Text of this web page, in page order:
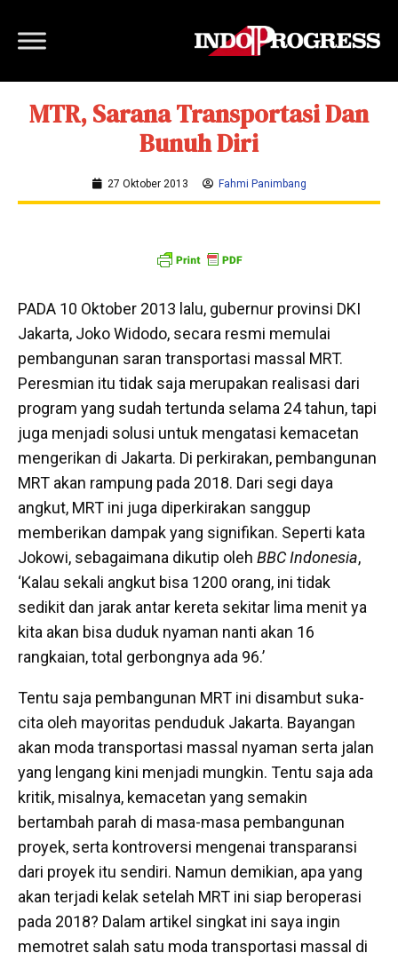
MTR, Sarana Transportasi Dan
Bunuh Diri
27 Oktober 2013 Fahmi Panimbang
PADA 10 Oktober 2013 lalu, gubernur provinsi DKI
Jakarta, Joko Widodo, secara resmi memulai
pembangunan saran transportasi massal MRT.
Peresmian itu tidak saja merupakan realisasi dari
program yang sudah tertunda selama 24 tahun, tapi
juga menjadi solusi untuk mengatasi kemacetan
mengerikan di Jakarta. Di perkirakan, pembangunan
MRT akan rampung pada 2018. Dari segi daya
angkut, MRT ini juga diperkirakan sanggup
memberikan dampak yang signifikan. Seperti kata
Jokowi, sebagaimana dikutip oleh BBC Indonesia,
‘Kalau sekali angkut bisa 1200 orang, ini tidak
sedikit dan jarak antar kereta sekitar lima menit ya
kita akan bisa duduk nyaman nanti akan 16
rangkaian, total gerbongnya ada 96.’
Tentu saja pembangunan MRT ini disambut suka-
cita oleh mayoritas penduduk Jakarta. Bayangan
akan moda transportasi massal nyaman serta jalan
yang lengang kini menjadi mungkin. Tentu saja ada
kritik, misalnya, kemacetan yang semakin
bertambah parah di masa-masa pembangunan
proyek, serta kontroversi mengenai transparansi
dari proyek itu sendiri. Namun demikian, apa yang
akan terjadi kelak setelah MRT ini siap beroperasi
pada 2018? Dalam artikel singkat ini saya ingin
memotret salah satu moda transportasi massal di